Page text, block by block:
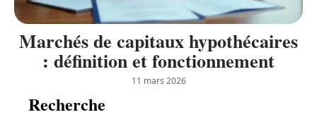
Marchés de capitaux hypothécaires
: définition et fonctionnement
11 mars 2026
Recherche